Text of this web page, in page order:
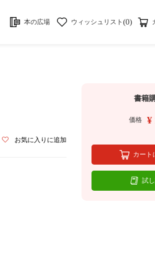
本の広場 ウィッシュリスト (0)
お気に入りに追加
書籍
価格 ¥
カート
試